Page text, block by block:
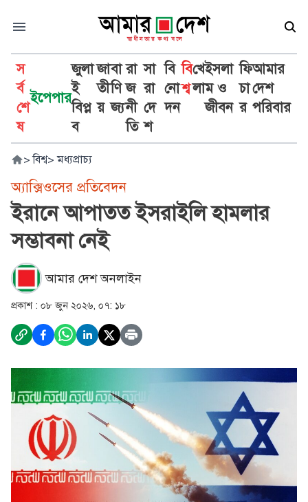
স
র্ব
শে
ষ
ইপেপার
জুলা
ই
বিপ্ল
ব
জা
তী
য়
বা
ণি
জ্য
রা
জ
নী
তি
সা
রা
দে
শ
বি
নো
দন
বি
শ্ব
খে
লা
ইসলা
ম ও
জীবন
ফি
চা
র
আমার
দেশ
পরিবার
> বিশ্ব> মধ্যপ্রাচ্য
অ্যাক্সিওসের প্রতিবেদন
ইরানে আপাতত ইসরাইলি হামলার
সম্ভাবনা নেই
আমার দেশ অনলাইন
প্রকাশ : ০৮ জুন ২০২৬, ০৭: ১৮